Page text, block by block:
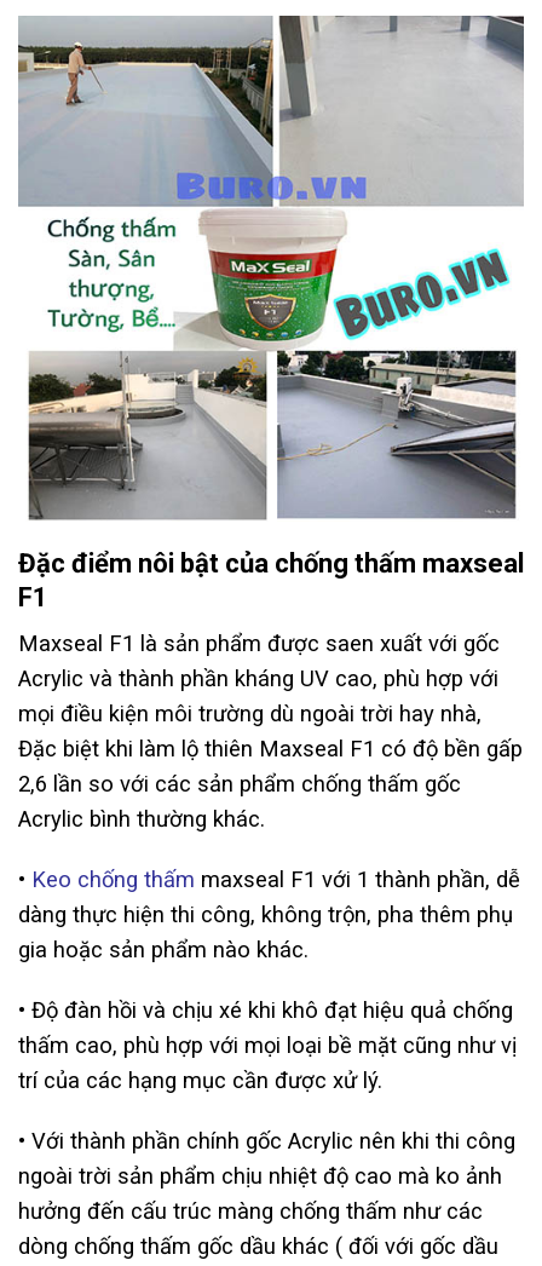
Đặc điểm nôi bật của chống thấm maxseal
F1
Maxseal F1 là sản phẩm được saen xuất với gốc
Acrylic và thành phần kháng UV cao, phù hợp với
mọi điều kiện môi trường dù ngoài trời hay nhà,
Đặc biệt khi làm lộ thiên Maxseal F1 có độ bền gấp
2,6 lần so với các sản phẩm chống thấm gốc
Acrylic bình thường khác.
• Keo chống thấm maxseal F1 với 1 thành phần, dễ
dàng thực hiện thi công, không trộn, pha thêm phụ
gia hoặc sản phẩm nào khác.
• Độ đàn hồi và chịu xé khi khô đạt hiệu quả chống
thấm cao, phù hợp với mọi loại bề mặt cũng như vị
trí của các hạng mục cần được xử lý.
• Với thành phần chính gốc Acrylic nên khi thi công
ngoài trời sản phẩm chịu nhiệt độ cao mà ko ảnh
hưởng đến cấu trúc màng chống thấm như các
dòng chống thấm gốc dầu khác ( đối với gốc dầu